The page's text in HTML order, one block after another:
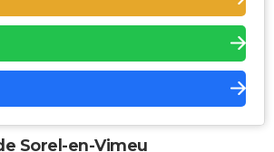
Sorel-en-Vimeu